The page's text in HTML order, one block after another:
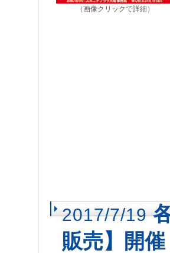
（画像クリックで詳細）
2017/7/19
販売】開催